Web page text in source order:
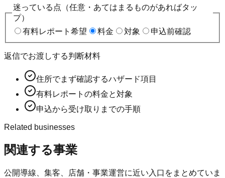
迷っている点（任意・あてはまるものがあればタッ
プ）
有料レポート希望
料金 対象 申込前確認
返信でお渡しする判断材料
住所でまず確認するハザード項目
有料レポートの料金と対象
申込から受け取りまでの手順
Related businesses
関連する事業
公開導線、集客、店舗・事業運営に近い入口をまとめていま